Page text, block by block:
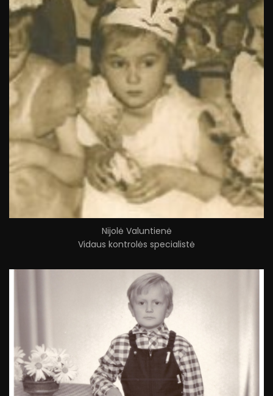
Nijolė Valuntienė
Vidaus kontrolės specialistė